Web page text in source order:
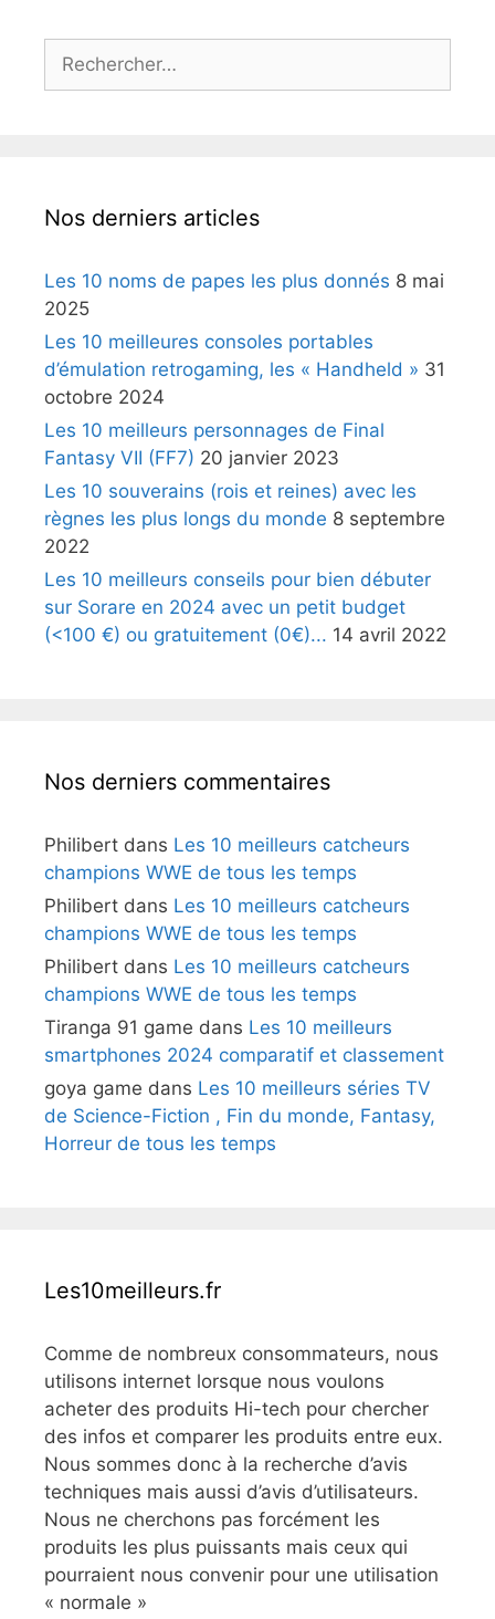
Rechercher :
Nos derniers articles
Les 10 noms de papes les plus donnés 8 mai
2025
Les 10 meilleures consoles portables
d’émulation retrogaming, les « Handheld » 31
octobre 2024
Les 10 meilleurs personnages de Final
Fantasy VII (FF7) 20 janvier 2023
Les 10 souverains (rois et reines) avec les
règnes les plus longs du monde 8 septembre
2022
Les 10 meilleurs conseils pour bien débuter
sur Sorare en 2024 avec un petit budget
(<100 €) ou gratuitement (0€)... 14 avril 2022
Nos derniers commentaires
Philibert dans Les 10 meilleurs catcheurs
champions WWE de tous les temps
Philibert dans Les 10 meilleurs catcheurs
champions WWE de tous les temps
Philibert dans Les 10 meilleurs catcheurs
champions WWE de tous les temps
Tiranga 91 game dans Les 10 meilleurs
smartphones 2024 comparatif et classement
goya game dans Les 10 meilleurs séries TV
de Science-Fiction , Fin du monde, Fantasy,
Horreur de tous les temps
Les10meilleurs.fr
Comme de nombreux consommateurs, nous
utilisons internet lorsque nous voulons
acheter des produits Hi-tech pour chercher
des infos et comparer les produits entre eux.
Nous sommes donc à la recherche d’avis
techniques mais aussi d’avis d’utilisateurs.
Nous ne cherchons pas forcément les
produits les plus puissants mais ceux qui
pourraient nous convenir pour une utilisation
« normale »